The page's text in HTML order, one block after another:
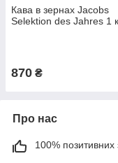
Кава в зернах Jacobs
Selektion des Jahres 1
870 ₴
Про нас
100% позитивних